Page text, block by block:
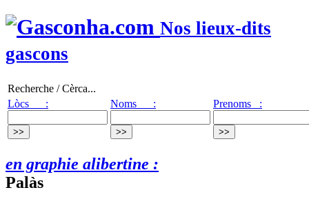
Nos lieux-dits
gascons
Recherche / Cèrca...
Lòcs :
Noms : Prenoms :
en graphie alibertine :
Palàs